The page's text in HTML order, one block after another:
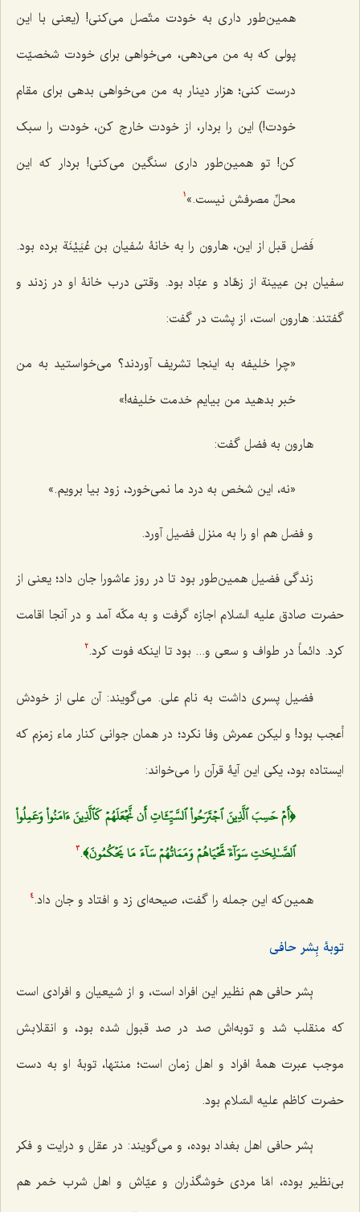
همین‌طور داری به خودت متّصل می‌کنی! (یعنی با این
پولی که به من می‌دهی، می‌خواهی برای خودت شخصیّت
درست کنی؛ هزار دینار به من می‌خواهی بدهی برای مقام
خودت!) این را بردار، از خودت خارج کن، خودت را سبک
کن! تو همین‌طور داری سنگین می‌کنی! بردار که این
محلِّ مصرفش نیست.» 1
فَضل قبل از این، هارون را به خانۀ سُفیان بن عُیَیْنَة برده بود.
سفیان بن عیینة از زهّاد و عبّاد بود. وقتی درب خانۀ او در زدند و
گفتند: هارون است، از پشت در گفت:
«چرا خلیفه به اینجا تشریف آوردند؟ می‌خواستید به من
خبر بدهید من بیایم خدمت خلیفه!»
هارون به فضل گفت:
«نه، این شخص به درد ما نمی‌خورد، زود بیا برویم.»
و فضل هم او را به منزل فضیل آورد.
زندگی فضیل همین‌طور بود تا در روز عاشورا جان داد؛ یعنی از
حضرت صادق علیه‌ السّلام اجازه گرفت و به مکّه آمد و در آنجا اقامت
کرد. دائماً در طواف و سعی و... بود تا اینکه فوت کرد.2
فضیل پسری داشت به نام علی. می‌گویند: آن علی از خودش
أعجب بود! و لیکن عمرش وفا نکرد؛ در همان جوانی کنار ماء زمزم که
ایستاده بود، یکی این آیۀ قرآن را می‌خواند:
﴿أَمۡ حَسِبَ ٱلَّذِينَ ٱجۡتَرَحُواْ ٱلسَّيِّ‍َٔاتِ أَن نَّجۡعَلَهُمۡ كَٱلَّذِينَ ءَامَنُواْ وَعَمِلُواْ
ٱلصَّـٰلِحَٰتِ سَوَآءٗ مَّحۡيَاهُمۡ وَمَمَاتُهُمۡ سَآءَمَا يَحۡكُمُونَ﴾.
3
همین‌که این جمله را گفت، صیحه‌ای زد و افتاد و جان داد.4
توبۀ بِشر حافی
بِشر حافی هم نظیر این افراد است، و از شیعیان و افرادی است
که منقلب شد و توبه‌اش صد در صد قبول شده بود، و انقلابش
موجب عبرت همۀ افراد و اهل زمان است؛ منتها، توبۀ او به دست
حضرت کاظم علیه ‌السّلام بود.
بِشر حافی اهل بغداد بوده، و می‌گویند: در عقل و درایت و فکر
بی‌نظیر بوده، امّا مردی خوشگذران و عیّاش و اهل شرب خمر هم